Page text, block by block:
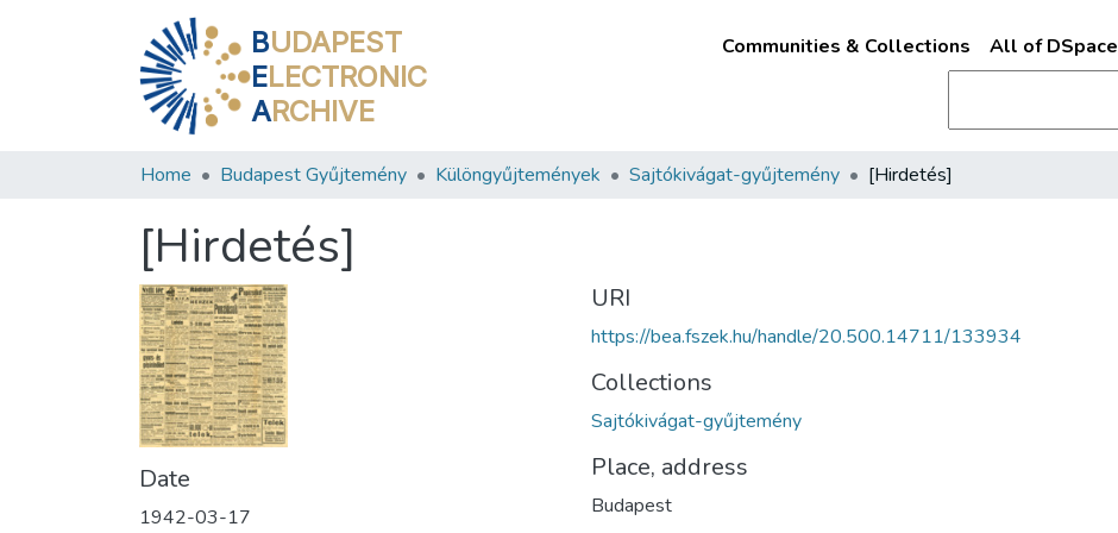
BUDAPEST
ELECTRONIC
ARCHIVE
Communities & Collections All of DSpace
Home Budapest Gyűjtemény Különgyűjtemények Sajtókivágat-gyűjtemény [Hirdetés]
[Hirdetés]
Date
1942-03-17
URI
https://bea.fszek.hu/handle/20.500.14711/133934
Collections
Sajtókivágat-gyűjtemény
Place, address
Budapest